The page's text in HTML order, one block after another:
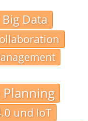
Data
und IoT